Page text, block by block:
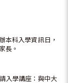
本科入學資訊日，
長。
入學講座：與中大